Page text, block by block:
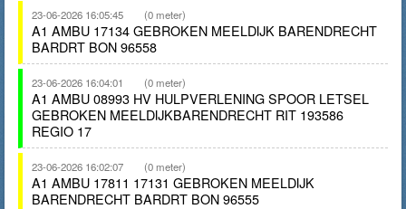
23-06-2026 16:05:45 (0 meter)
A1 AMBU 17134 GEBROKEN MEELDIJK BARENDRECHT
BARDRT BON 96558
23-06-2026 16:04:01 (0 meter)
A1 AMBU 08993 HV HULPVERLENING SPOOR LETSEL
GEBROKEN MEELDIJKBARENDRECHT RIT 193586
REGIO 17
23-06-2026 16:02:07 (0 meter)
A1 AMBU 17811 17131 GEBROKEN MEELDIJK
BARENDRECHT BARDRT BON 96555